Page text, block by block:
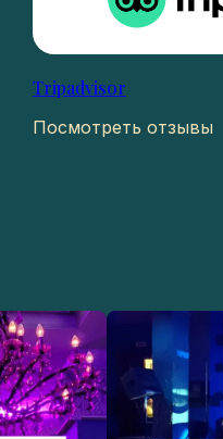
Tripadvisor
Посмотреть отзывы